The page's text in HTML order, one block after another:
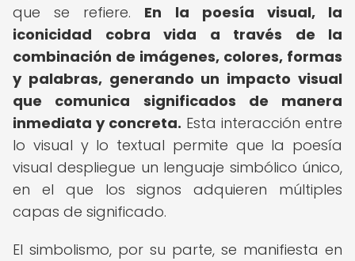
que se refiere. En la poesía visual, la
iconicidad cobra vida a través de la
combinación de imágenes, colores, formas
y palabras, generando un impacto visual
que comunica significados de manera
inmediata y concreta. Esta interacción entre
lo visual y lo textual permite que la poesía
visual despliegue un lenguaje simbólico único,
en el que los signos adquieren múltiples
capas de significado.
El simbolismo, por su parte, se manifiesta en